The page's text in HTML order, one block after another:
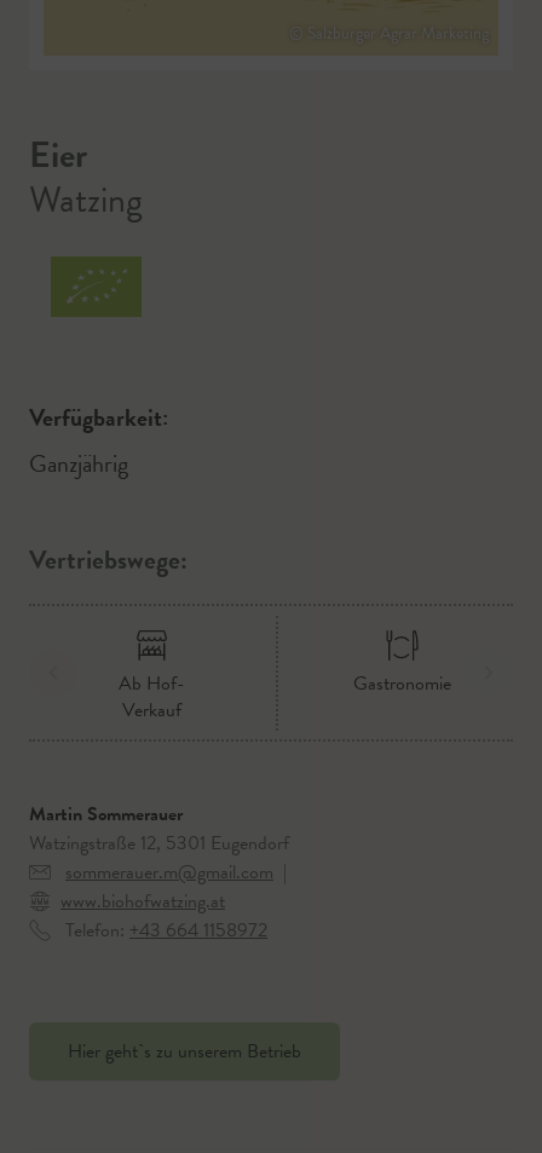
© Salzburger Agrar Marketing
Eier
Watzing
Verfügbarkeit:
Ganzjährig
Vertriebswege:
Ab Hof-
Verkauf
Gastronomie
Martin Sommerauer
Watzingstraße 12, 5301 Eugendorf
sommerauer.m@gmail.com |
www.biohofwatzing.at
Telefon: +43 664 1158972
Hier geht`s zu unserem Betrieb